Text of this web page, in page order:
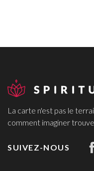
La carte n'est pas le
comment imaginer
SUIVEZ-NOUS